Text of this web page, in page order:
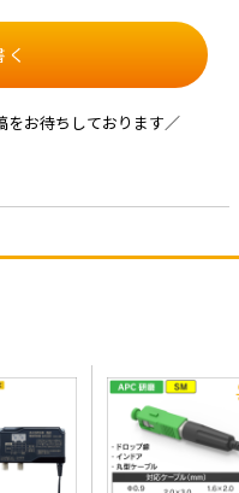
をお待ちしております／